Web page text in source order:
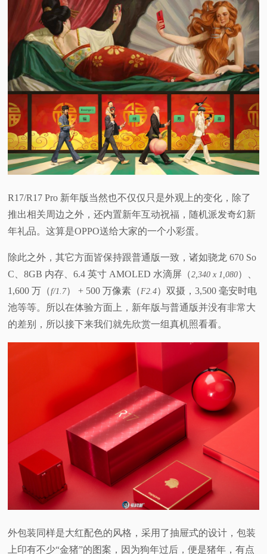
R17/R17 Pro 新年版当然也不仅仅只是外观上的变化，除了
推出相关周边之外，还内置新年互动祝福，随机派发奇幻新
年礼品。这算是OPPO送给大家的一个小彩蛋。
除此之外，其它方面皆保持跟普通版一致，诸如骁龙 670 So
C、8GB 内存、6.4 英寸 AMOLED 水滴屏（2,340 x 1,080）、
1,600 万（f/1.7） + 500 万像素（ F2.4）双摄，3,500 毫安时电
池等等。所以在体验方面上，新年版与普通版并没有非常大
的差别，所以接下来我们就先欣赏一组真机照看看。
外包装同样是大红配色的风格，采用了抽屉式的设计，包装
上印有不少“金猪”的图案，因为狗年过后，便是猪年，有点